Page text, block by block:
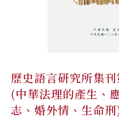
歷史語言研究所集
(中華法理的產生、
志、婚外情、生命刑